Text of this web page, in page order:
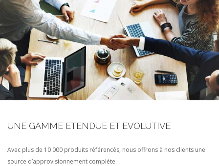
UNE GAMME ETENDUE ET EVOLUTIVE
Avec plus de 10 000 produits référencés, nous offrons à nos clients une
source d’approvisionnement complète.